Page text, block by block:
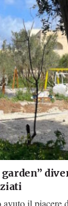
avuto il piacere